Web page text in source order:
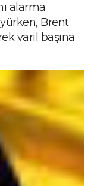
alarma
Brent
varil başına